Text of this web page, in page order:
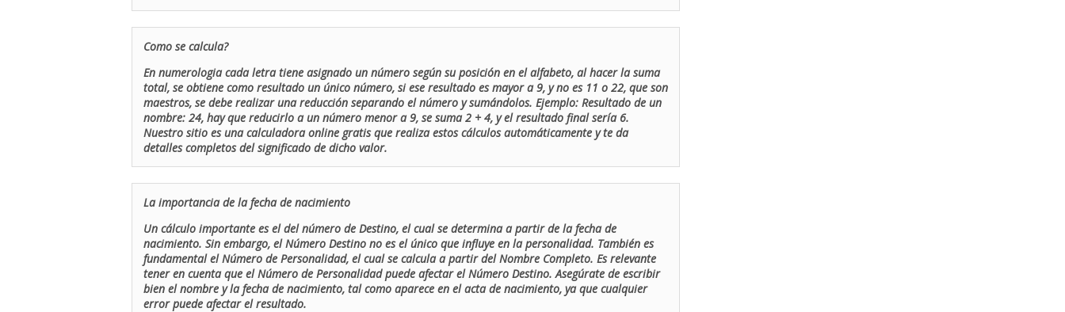
Como se calcula?
En numerologia cada letra tiene asignado un número según su posición en el alfabeto, al hacer la suma
total, se obtiene como resultado un único número, si ese resultado es mayor a 9, y no es 11 o 22, que son
maestros, se debe realizar una reducción separando el número y sumándolos. Ejemplo: Resultado de un
nombre: 24, hay que reducirlo a un número menor a 9, se suma 2 + 4, y el resultado final sería 6.
Nuestro sitio es una calculadora online gratis que realiza estos cálculos automáticamente y te da
detalles completos del significado de dicho valor.
La importancia de la fecha de nacimiento
Un cálculo importante es el del número de Destino, el cual se determina a partir de la fecha de
nacimiento. Sin embargo, el Número Destino no es el único que influye en la personalidad. También es
fundamental el Número de Personalidad, el cual se calcula a partir del Nombre Completo. Es relevante
tener en cuenta que el Número de Personalidad puede afectar el Número Destino. Asegúrate de escribir
bien el nombre y la fecha de nacimiento, tal como aparece en el acta de nacimiento, ya que cualquier
error puede afectar el resultado.